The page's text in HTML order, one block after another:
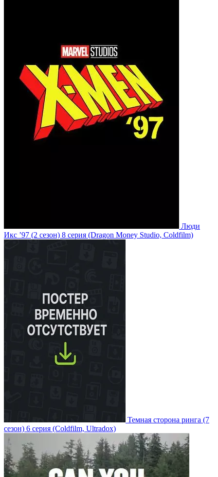
Люди
Икс ’97 (2 сезон) 8 серия (Dragon Money Studio, Coldfilm)
Темная сторона ринга (7
сезон) 6 серия (Coldfilm, Ultradox)